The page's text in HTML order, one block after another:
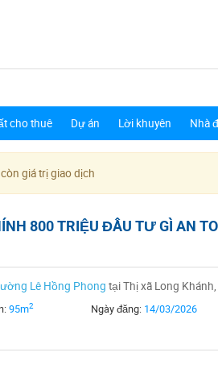
cho thuê Dự án Lời khuyên Nhà
giá trị giao dịch
800 TRIỆU ĐẦU TƯ GÌ AN
Lê Hồng Phong tại Thị xã Long
95m2 Ngày đăng: 14/03/2026